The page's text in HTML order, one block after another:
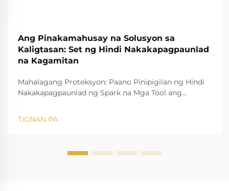
Ang Pinakamahusay na Solusyon sa
Kaligtasan: Set ng Hindi Nakakapagpaunlad
na Kagamitan
Mahalagang Proteksyon: Paano Pinipigilan ng Hindi
Nakakapagpaunlad ng Spark na Mga Tool ang
trabaho na may panganib na pagsabog ng gas, tulad
TIGNAN PA